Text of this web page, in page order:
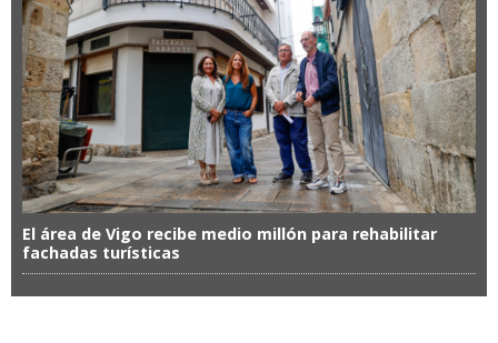
El área de Vigo recibe medio millón para rehabilitar
fachadas turísticas